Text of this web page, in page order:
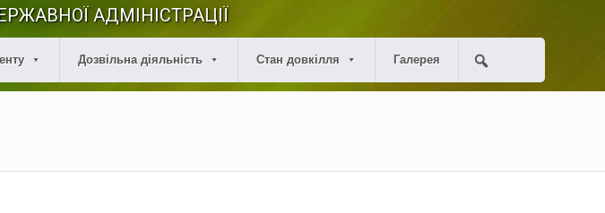
АДМІНІСТРАЦІЇ
Дозвільна діяльність Стан довкілля Галерея